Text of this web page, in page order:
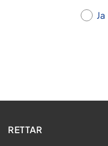
Ja
RETTAR